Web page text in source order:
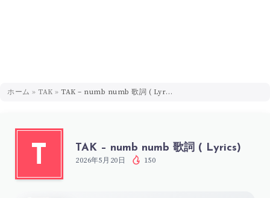
ホーム » TAK » TAK – numb numb 歌詞 ( Lyrics)
T TAK – numb numb 歌詞 ( Lyrics)
2026年5月20日 150